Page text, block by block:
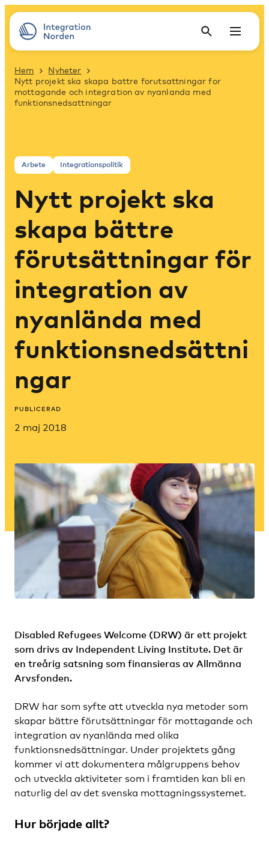
Hem
Nyheter
Nytt projekt ska skapa battre forutsattningar for
mottagande och integration av nyanlanda med
funktionsnedsattningar
Arbete Integrationspolitik
Nytt projekt ska
skapa bättre
förutsättningar för
integration av
nyanlända med
funktionsnedsättni
ngar
PUBLICERAD
2 maj 2018
Disabled Refugees Welcome (DRW) är ett projekt
som drivs av Independent Living Institute. Det är
en treårig satsning som finansieras av Allmänna
Arvsfonden.
DRW har som syfte att utveckla nya metoder som
skapar bättre förutsättningar för mottagande och
integration av nyanlända med olika
funktionsnedsättningar. Under projektets gång
kommer vi att dokumentera målgruppens behov
och utveckla aktiviteter som i framtiden kan bli en
naturlig del av det svenska mottagningssystemet.
Hur började allt?